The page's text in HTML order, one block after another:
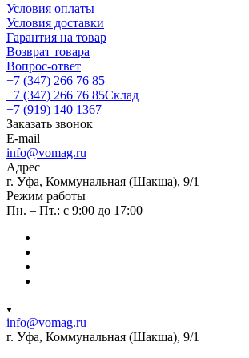
Условия оплаты
Условия доставки
Гарантия на товар
Возврат товара
Вопрос-ответ
+7 (347) 266 76 85
+7 (347) 266 76 85Склад
+7 (919) 140 1367
Заказать звонок
E-mail
info@vomag.ru
Адрес
г. Уфа, Коммунальная (Шакша), 9/1
Режим работы
Пн. – Пт.: с 9:00 до 17:00
info@vomag.ru
г. Уфа, Коммунальная (Шакша), 9/1